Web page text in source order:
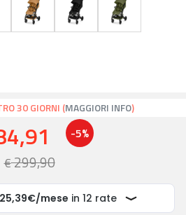
30 GIORNI (MAGGIORI INFO)
-5%
€299,90